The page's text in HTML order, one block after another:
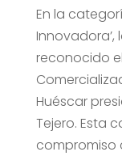
En la
reconocido
Huéscar
Tejero. Esta
compromiso